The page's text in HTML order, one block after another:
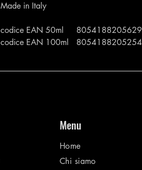
Made in Italy
codice EAN 50ml 8054188205629
codice EAN 100ml 8054188205254
Menu
Home
Chi siamo